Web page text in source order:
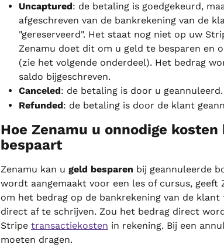
Uncaptured: de betaling is goedgekeurd,
afgeschreven van de bankrekening van de
"gereserveerd". Het staat nog niet op uw
Zenamu doet dit om u geld te besparen en
(zie het volgende onderdeel). Het bedrag
saldo bijgeschreven.
Canceled: de betaling is door u geannuleerd.
Refunded: de betaling is door de klant
Hoe Zenamu u onnodige
bespaart
Zenamu kan u geld besparen bij geannuleerde
wordt aangemaakt voor een les of cursus, geeft
om het bedrag op de bankrekening van de
direct af te schrijven. Zou het bedrag direct
Stripe transactiekosten in rekening. Bij een
moeten dragen.